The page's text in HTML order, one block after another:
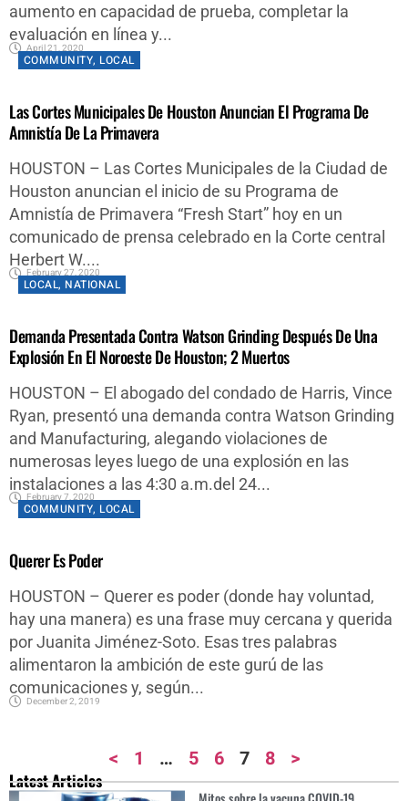
aumento en capacidad de prueba, completar la
evaluación en línea y...
April 21, 2020
COMMUNITY, LOCAL
Las Cortes Municipales De Houston Anuncian El Programa De
Amnistía De La Primavera
HOUSTON – Las Cortes Municipales de la Ciudad de
Houston anuncian el inicio de su Programa de
Amnistía de Primavera “Fresh Start” hoy en un
comunicado de prensa celebrado en la Corte central
Herbert W....
February 27, 2020
LOCAL, NATIONAL
Demanda Presentada Contra Watson Grinding Después De Una
Explosión En El Noroeste De Houston; 2 Muertos
HOUSTON – El abogado del condado de Harris, Vince
Ryan, presentó una demanda contra Watson Grinding
and Manufacturing, alegando violaciones de
numerosas leyes luego de una explosión en las
instalaciones a las 4:30 a.m.del 24...
February 7, 2020
COMMUNITY, LOCAL
Querer Es Poder
HOUSTON – Querer es poder (donde hay voluntad,
hay una manera) es una frase muy cercana y querida
por Juanita Jiménez-Soto. Esas tres palabras
alimentaron la ambición de este gurú de las
comunicaciones y, según...
December 2, 2019
< 1 … 5 6 7 8 >
Latest Articles​